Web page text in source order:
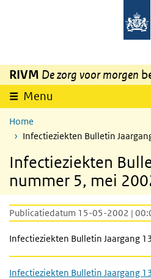
Overslaan en naar de inhoud gaan
RIVM De zorg voor morgen
Menu
Home
Infectieziekten Bulletin
Infectieziekten
nummer 5, mei
Publicatiedatum 15-05-2002 |
Infectieziekten Bulletin Jaargang
Infectieziekten Bulletin Jaargang